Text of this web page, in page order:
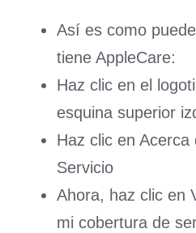
Así es como
tiene AppleCare:
Haz clic en el
esquina superior
Haz clic en
Servicio
Ahora, haz clic en
mi cobertura de